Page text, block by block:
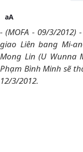
aA
- (MOFA - 09/3/
giao Liên bang Mi-
Mong Lin (U Wunna
Phạm Bình Minh sẽ
12/3/2012.